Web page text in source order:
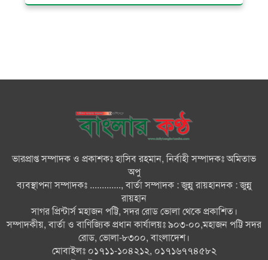
বিভ্রান্তকারীদের ব্যাপারে সতর্ক থাকুন :
শক্তিশালী হবে দেশের ভবিষ্যৎ :
বিএনপির সকল ক্ষমতার উৎস জনগণ:
প্রধানমন্ত্রী
বিরোধীদল হাসিনার ভাষায় কথা বলা
শুরু করেছে : মির্জা ফখরুল
রাষ্ট্রপতি নির্বাচনের জন্য মনোনয়নপত্র
সংগ্রহ করেছে বিএনপি
ভারপ্রাপ্ত সম্পাদক ও প্রকাশকঃ হাসিব রহমান, নির্বাহী সম্পাদকঃ অমিতাভ
অপু
ব্যবস্থাপনা সম্পাদকঃ ............., বার্তা সম্পাদক : জুন্নু রায়হানদক : জুন্নু
রায়হান
সাগর প্রিন্টার্স মহাজন পট্টি, সদর রোড ভোলা থেকে প্রকাশিত।
সম্পাদকীয়, বার্তা ও বাণিজ্যিক প্রধান কার্যালয়ঃ ৯০৩-০০,মহাজন পট্টি সদর
রোড, ভোলা-৮৩০০, বাংলাদেশ।
মোবাইলঃ ০১৭১১-১০৪২১২, ০১৭১৬৭৭৪৫৮২